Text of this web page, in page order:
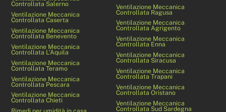
Controllata Salerno
Ventilazione Meccanica
Controllata Caserta
Ventilazione Meccanica
Controllata Benevento
Ventilazione Meccanica
Controllata L’Aquila
Ventilazione Meccanica
Controllata Teramo
Ventilazione Meccanica
Controllata Pescara
Ventilazione Meccanica
Controllata Chieti
Ventilazione Meccanica
Controllata Ragusa
Ventilazione Meccanica
Controllata Agrigento
Ventilazione Meccanica
Controllata Enna
Ventilazione Meccanica
Controllata Siracusa
Ventilazione Meccanica
Controllata Trapani
Ventilazione Meccanica
Controllata Oristano
Ventilazione Meccanica
Controllata Sud Sardegna